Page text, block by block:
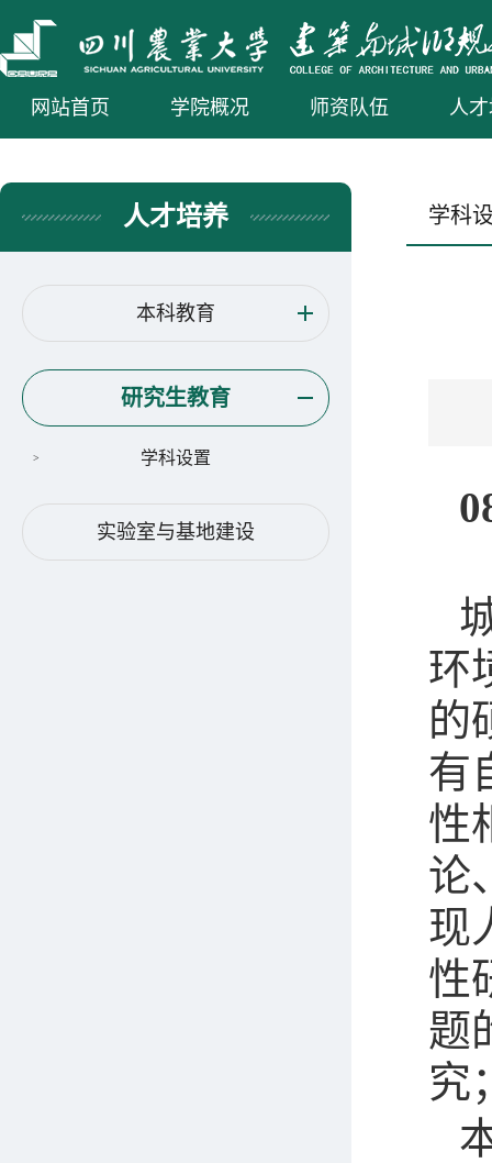
网站首页 学院概况 师资队伍 人
人才培养
本科教育
研究生教育
学科设置
实验室与基地建设
学科
环
的
有
性
论
现
性
题
究